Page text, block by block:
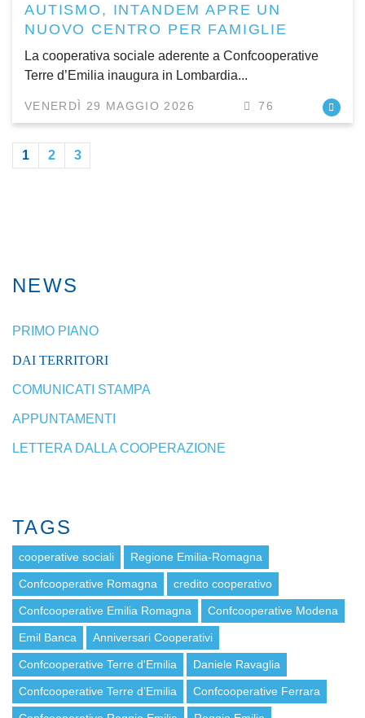
AUTISMO, INTANDEM APRE UN
NUOVO CENTRO PER FAMIGLIE
La cooperativa sociale aderente a Confcooperative
Terre d’Emilia inaugura in Lombardia...
VENERDÌ 29 MAGGIO 2026 76
1 2 3
NEWS
PRIMO PIANO
DAI TERRITORI
COMUNICATI STAMPA
APPUNTAMENTI
LETTERA DALLA COOPERAZIONE
TAGS
cooperative sociali Regione Emilia-Romagna
Confcooperative Romagna credito cooperativo
Confcooperative Emilia Romagna Confcooperative Modena
Emil Banca Anniversari Cooperativi
Confcooperative Terre d'Emilia Daniele Ravaglia
Confcooperative Terre d’Emilia Confcooperative Ferrara